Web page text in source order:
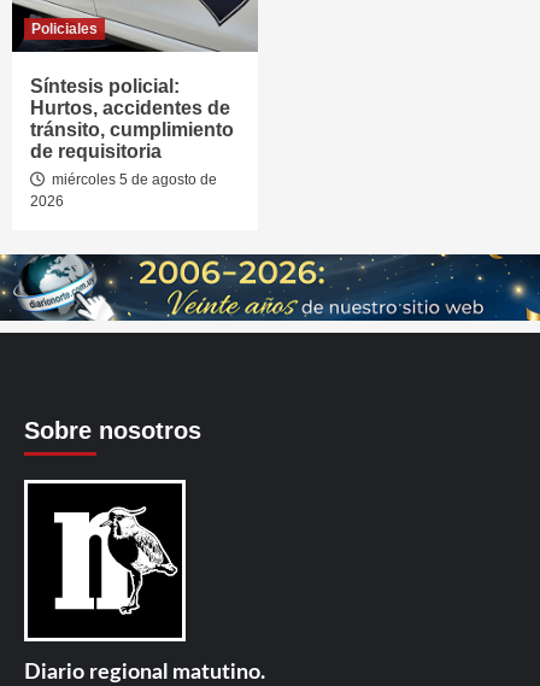
Policiales
Síntesis policial:
Hurtos, accidentes de
tránsito, cumplimiento
de requisitoria
miércoles 5 de agosto de
2026
Sobre nosotros
Diario regional matutino.